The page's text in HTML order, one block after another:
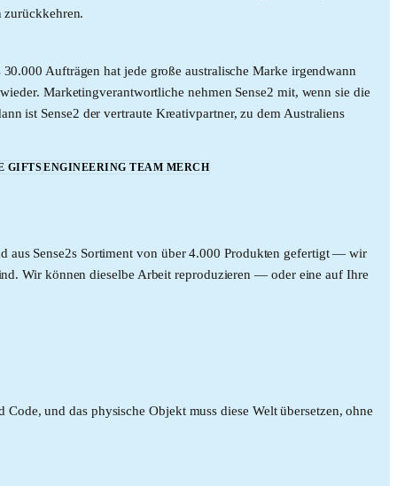
zurückkehren.
Aufträgen hat jede große australische Marke irgendwann
Marketingverantwortliche nehmen Sense2 mit, wenn sie die
ist Sense2 der vertraute Kreativpartner, zu dem Australiens
GIFTSENGINEERING TEAM MERCH
aus Sense2s Sortiment von über 4.000 Produkten gefertigt — wir
Wir können dieselbe Arbeit reproduzieren — oder eine auf Ihre
und das physische Objekt muss diese Welt übersetzen, ohne